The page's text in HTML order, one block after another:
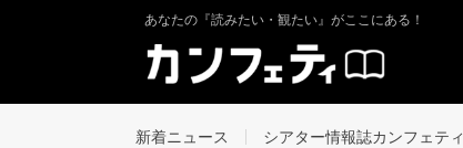
あなたの『読みたい・観たい』がここにある！
新着ニュース シアター情報誌カンフェティ